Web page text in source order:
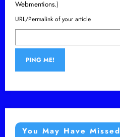
Webmentions.)
URL/Permalink of your article
You May Have Missed